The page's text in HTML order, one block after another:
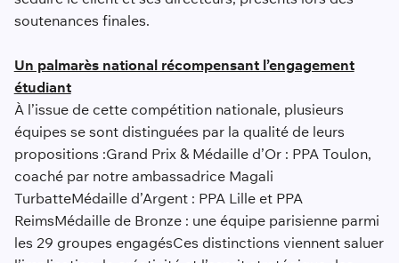
soutenances finales.
Un palmarès national récompensant l’engagement
étudiant
À l’issue de cette compétition nationale, plusieurs
équipes se sont distinguées par la qualité de leurs
propositions :Grand Prix & Médaille d’Or : PPA Toulon,
coaché par notre ambassadrice Magali
TurbatteMédaille d’Argent : PPA Lille et PPA
ReimsMédaille de Bronze : une équipe parisienne parmi
les 29 groupes engagésCes distinctions viennent saluer